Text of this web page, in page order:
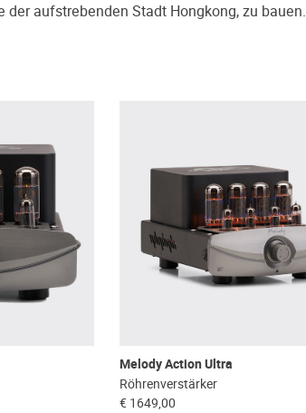
aufstrebenden Stadt Hongkong, zu bauen.
Melody Action Ultra
Röhrenverstärker
€ 1649,00